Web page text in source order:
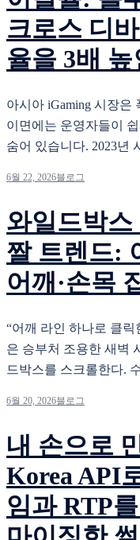
크로스 디
율을 3배 높
아시아 iGaming 시장은
이면에는 운영자들이
숨어 있습니다. 2023년
6월 22, 2026블로그
와일드박스
짤 트렌드:
어깨·손목
“어깨 라인 하나로 클
은 승부처 조용한 새벽
드박스를 스크롤한다.
6월 20, 2026블로그
내 손으로
Korea API
임과 RTP